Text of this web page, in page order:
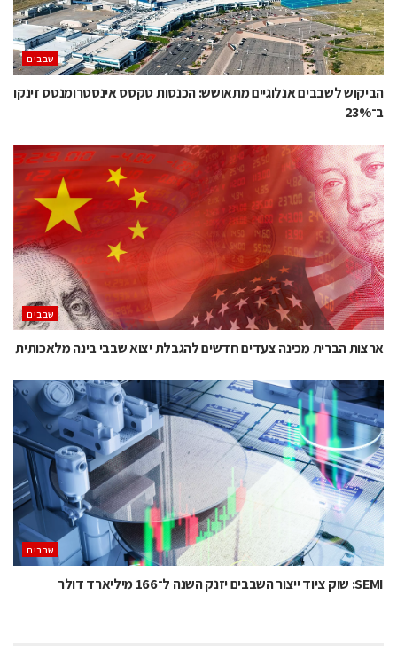
‫שבבים‬
הביקוש לשבבים אנלוגיים מתאושש: הכנסות טקסס אינסטרומנטס זינקו
ב־23%
‫שבבים‬
ארצות הברית מכינה צעדים חדשים להגבלת יצוא שבבי בינה מלאכותית
‫שבבים‬
SEMI: שוק ציוד ייצור השבבים יזנק השנה ל־166 מיליארד דולר